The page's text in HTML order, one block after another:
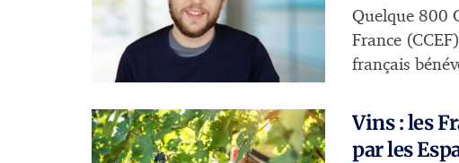
Quelque 800
France
français
Vins : les
par les